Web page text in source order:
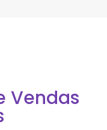
Vendas